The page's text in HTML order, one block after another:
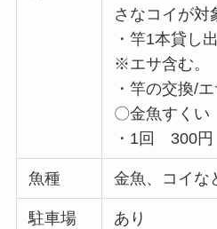
さなコイが対
・竿1本貸
※エサ含む。
・竿の交換/
〇金魚すくい
・1回 300円
魚種 金魚、コイな
駐車場 あり